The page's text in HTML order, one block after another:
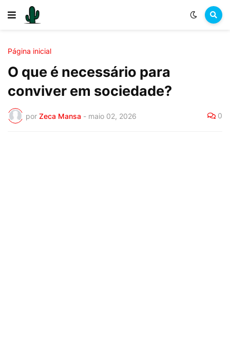
Página inicial
O que é necessário para
conviver em sociedade?
por Zeca Mansa - maio 02, 2026 0